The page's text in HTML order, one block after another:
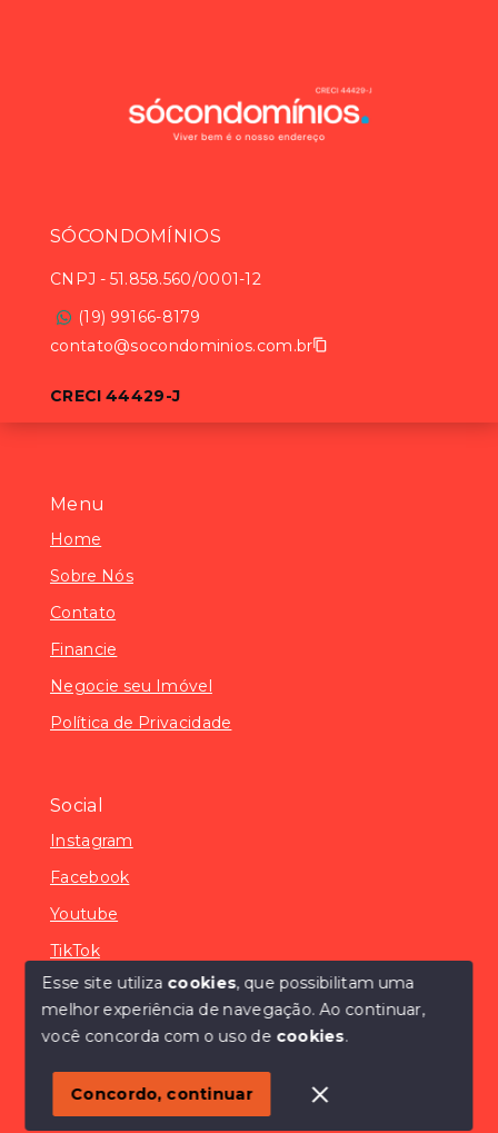
Menu
Home
Sobre Nós
Contato
Financie
Negocie seu Imóvel
Política de Privacidade
Social
Instagram
Facebook
Youtube
TikTok
© Copyright 2026 - SÓCONDOMÍNIOS - Todos os
SITE PARA IMOBILIARIA
SÓCONDOMÍNIOS
CNPJ - 51.858.560/0001-12
(19) 99166-8179
contato@socondominios.com.br
CRECI 44429-J
Esse site utiliza cookies, que possibilitam uma
melhor experiência de navegação.Ao continuar,
você concorda com o uso de cookies.
Concordo, continuar